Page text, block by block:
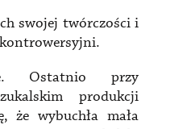
swojej twórczości i
Ostatnio przy
produkcji
że wybuchła mała